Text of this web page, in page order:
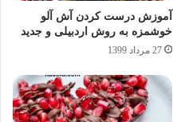
آموزش درست کردن آش آلو
خوشمزه به روش اردبیلی و جدید
27 مرداد 1399